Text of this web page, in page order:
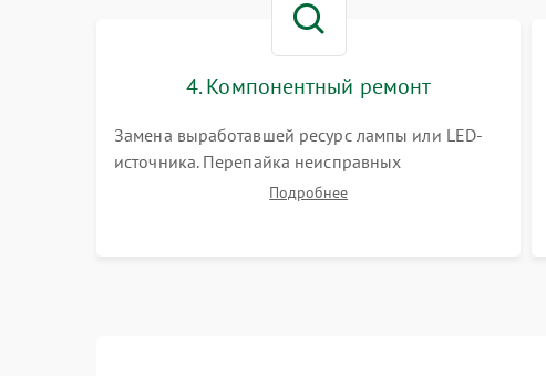
4. Компонентный ремонт
Замена выработавшей ресурс лампы или LED-
источника. Перепайка неисправных
компонентов на платах. Замена DMD-чипа при
Подробнее